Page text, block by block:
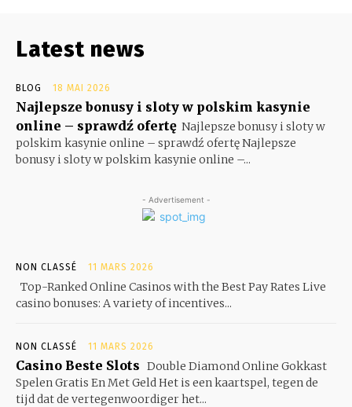
Latest news
BLOG 18 MAI 2026
Najlepsze bonusy i sloty w polskim kasynie
online – sprawdź ofertę Najlepsze bonusy i sloty w
polskim kasynie online – sprawdź ofertę Najlepsze
bonusy i sloty w polskim kasynie online –...
- Advertisement -
NON CLASSÉ 11 MARS 2026
Top-Ranked Online Casinos with the Best Pay Rates Live
casino bonuses: A variety of incentives...
NON CLASSÉ 11 MARS 2026
Casino Beste Slots Double Diamond Online Gokkast
Spelen Gratis En Met Geld Het is een kaartspel, tegen de
tijd dat de vertegenwoordiger het...